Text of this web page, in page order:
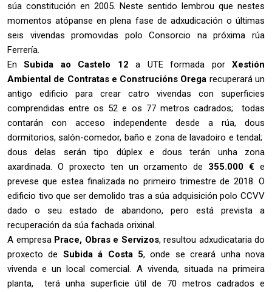
súa constitución en 2005. Neste sentido lembrou que nestes
momentos atópanse en plena fase de adxudicación o últimas
seis vivendas promovidas polo Consorcio na próxima rúa
Ferrería.
EnSubida ao Castelo 12 a UTE formada porXestión
Ambiental de Contratas e Construcións Orega recuperará un
antigo edificio para crear catro vivendas con superficies
comprendidas entre os 52 e os 77 metros cadrados; todas
contarán con acceso independente desde a rúa, dous
dormitorios, salón-comedor, baño e zona de lavadoiro e tendal;
dous delas serán tipo dúplex e dous terán unha zona
axardinada. O proxecto ten un orzamento de 355.000 € e
prevese que estea finalizada no primeiro trimestre de 2018. O
edificio tivo que ser demolido tras a súa adquisición polo CCVV
dado o seu estado de abandono, pero está prevista a
recuperación da súa fachada orixinal.
A empresa Prace, Obras e Servizos, resultou adxudicataria do
proxecto de Subida á Costa 5, onde se creará unha nova
vivenda e un local comercial. A vivenda, situada na primeira
planta, terá unha superficie útil de 70 metros cadrados e